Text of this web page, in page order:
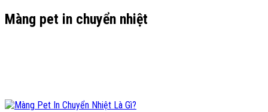
Màng pet in chuyển nhiệt